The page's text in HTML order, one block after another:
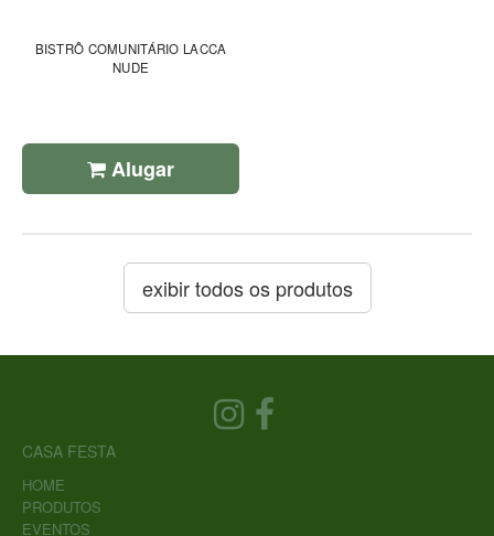
BISTRÔ COMUNITÁRIO LACCA
NUDE
Alugar
exibir todos os produtos
CASA FESTA
HOME
PRODUTOS
EVENTOS